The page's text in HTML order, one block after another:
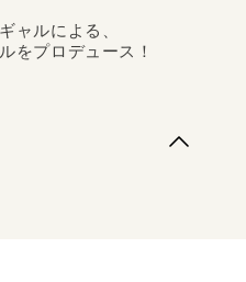
アイド...
ャルによる、
をプロデュース！